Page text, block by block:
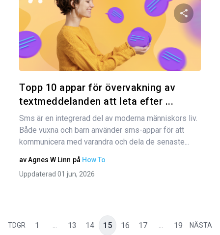
Dela
Topp 10 appar för övervakning av
textmeddelanden att leta efter ...
Sms är en integrerad del av moderna människors liv.
Både vuxna och barn använder sms-appar för att
kommunicera med varandra och dela de senaste...
avAgnes W Linn på How To
Uppdaterad 01 jun, 2026
TDGR 1 ... 13 14 15 16 17 ... 19 NÄSTA